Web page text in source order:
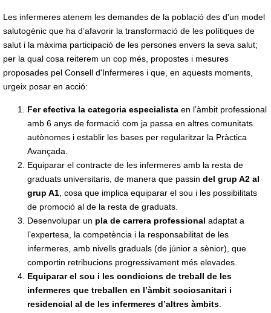
Les infermeres atenem les demandes de la població des d'un model
salutogènic que ha d’afavorir la transformació de les polítiques de
salut i la màxima participació de les persones envers la seva salut;
per la qual cosa reiterem un cop més, propostes i mesures
proposades pel Consell d'Infermeres i que, en aquests moments,
urgeix posar en acció:
Fer efectiva la categoria especialista en l’àmbit professional
amb 6 anys de formació com ja passa en altres comunitats
autònomes i establir les bases per regularitzar la Pràctica
Avançada.
Equiparar el contracte de les infermeres amb la resta de
graduats universitaris, de manera que passin del grup A2 al
grup A1, cosa que implica equiparar el sou i les possibilitats
de promoció al de la resta de graduats.
Desenvolupar un pla de carrera professional adaptat a
l’expertesa, la competència i la responsabilitat de les
infermeres, amb nivells graduals (de júnior a sènior), que
comportin retribucions progressivament més elevades.
Equiparar el sou i les condicions de treball de les
infermeres que treballen en l’àmbit sociosanitari i
residencial al de les infermeres d’altres àmbits.